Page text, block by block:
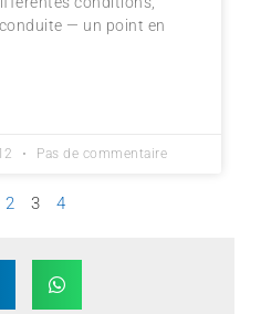
— un point en
Pas de commentaire
2 3 4